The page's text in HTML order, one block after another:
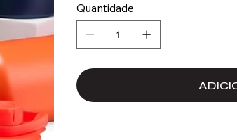
Quantidade